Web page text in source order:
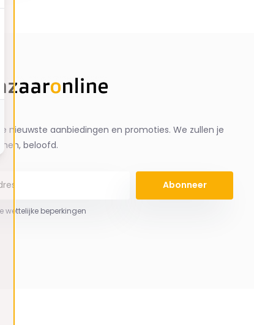
nieuwste aanbiedingen en promoties. We zullen je
beloofd.
Abonneer
wettelijke beperkingen